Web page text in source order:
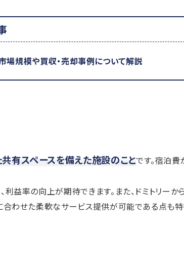
場規模や買収・売却事例について解説
共有スペースを備えた施設のことです。宿泊
益率の向上が期待できます。また、ドミトリーか
合わせた柔軟なサービス提供が可能である点も